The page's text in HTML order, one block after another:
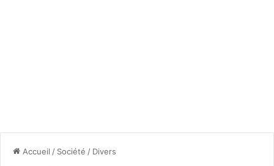
Accueil / Société / Divers